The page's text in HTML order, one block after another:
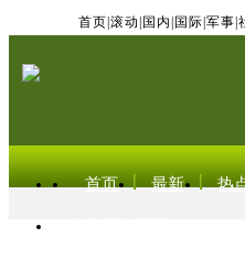
首页 滚动 国内 国际 军事
首页 最新 热